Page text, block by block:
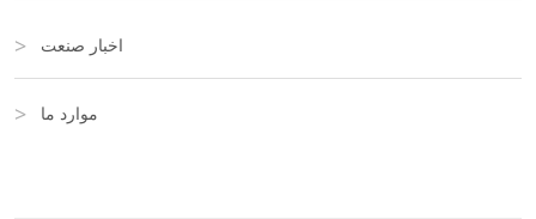
اخبار صنعت
موارد ما